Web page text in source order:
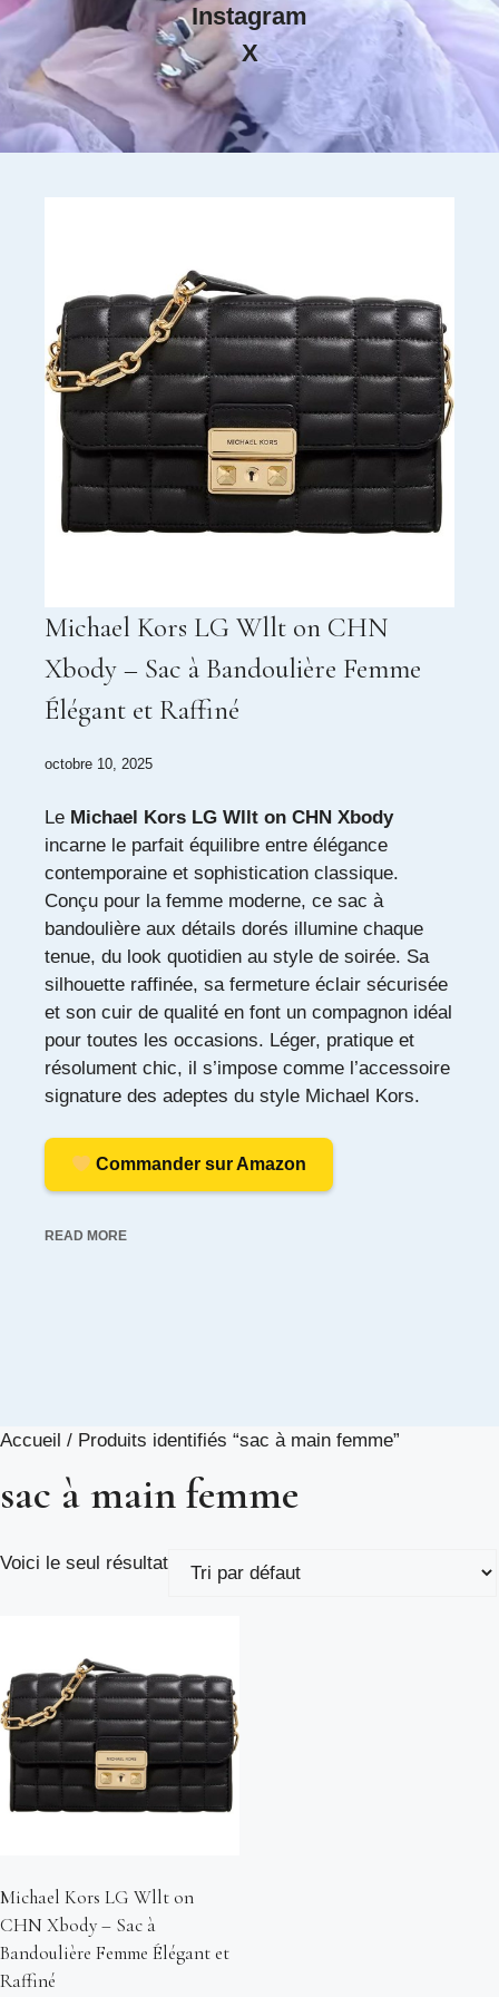
Instagram
X
Michael Kors LG Wllt on CHN
Xbody – Sac à Bandoulière Femme
Élégant et Raffiné
octobre 10, 2025
Le Michael Kors LG Wllt on CHN Xbody
incarne le parfait équilibre entre élégance
contemporaine et sophistication classique.
Conçu pour la femme moderne, ce sac à
bandoulière aux détails dorés illumine chaque
tenue, du look quotidien au style de soirée. Sa
silhouette raffinée, sa fermeture éclair sécurisée
et son cuir de qualité en font un compagnon idéal
pour toutes les occasions. Léger, pratique et
résolument chic, il s’impose comme l’accessoire
signature des adeptes du style Michael Kors.
Commander sur Amazon
READ MORE
Accueil / Produits identifiés “sac à main femme”
sac à main femme
Voici le seul résultat
Michael Kors LG Wllt on
CHN Xbody – Sac à
Bandoulière Femme Élégant et
Raffiné